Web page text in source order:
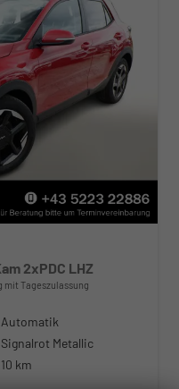
2xPDC LHZ
mit Tageszulassung
Automatik
Signalrot Metallic
10 km